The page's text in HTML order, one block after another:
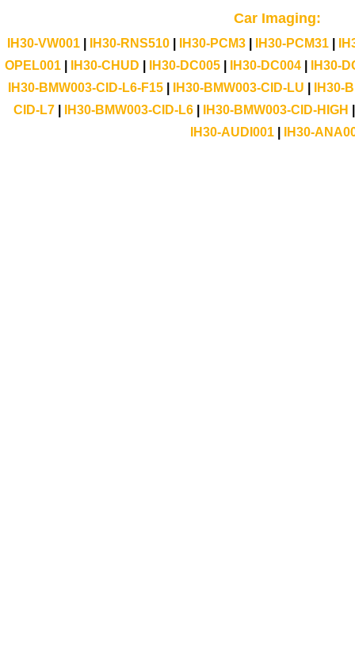
Car Imaging:
IH30-VW001| IH30-RNS510| IH30-PCM3| IH30-PCM31|
OPEL001
IH30-CHUD IH30-DC005 IH30-DC004
IH30-
IH30-BMW003-CID-L6-F15
IH30-BMW003-CID-LU
IH30-
CID-L7| IH30-BMW003-CID-L6| IH30-BMW003-CID-HIGH
IH30-AUDI001
IH30-